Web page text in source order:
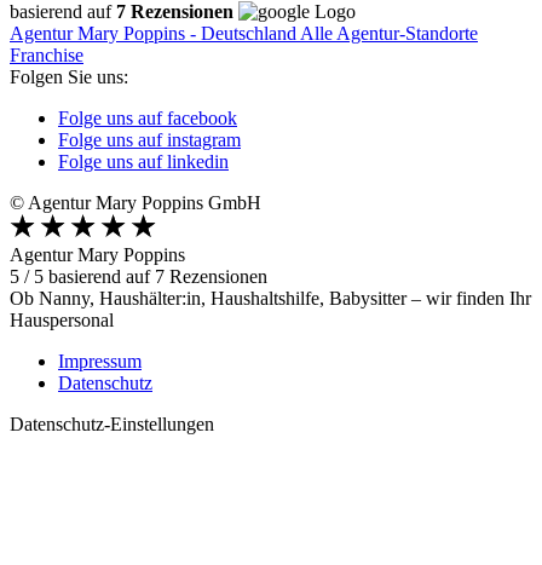
basierend auf 7 Rezensionen
Agentur Mary Poppins - Deutschland Alle Agentur-Standorte
Franchise
Folgen Sie uns:
Folge uns auf facebook
Folge uns auf instagram
Folge uns auf linkedin
© Agentur Mary Poppins GmbH
Agentur Mary Poppins
5 / 5 basierend auf 7 Rezensionen
Ob Nanny, Haushälter:in, Haushaltshilfe, Babysitter – wir finden Ihr
Hauspersonal
Impressum
Datenschutz
Datenschutz-Einstellungen